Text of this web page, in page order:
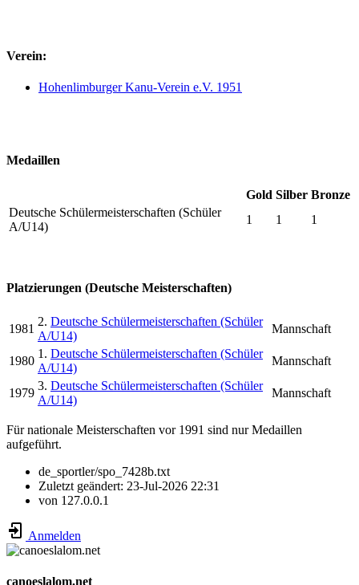
Verein:
Hohenlimburger Kanu-Verein e.V. 1951
Medaillen
Gold Silber Bronze
Deutsche Schülermeisterschaften (Schüler
A/U14)
1 1 1
Platzierungen (Deutsche Meisterschaften)
1981
2. Deutsche Schülermeisterschaften (Schüler
A/U14)
Mannschaft
1980
1. Deutsche Schülermeisterschaften (Schüler
A/U14)
Mannschaft
1979
3. Deutsche Schülermeisterschaften (Schüler
A/U14)
Mannschaft
Für nationale Meisterschaften vor 1991 sind nur Medaillen
aufgeführt.
de_sportler/spo_7428b.txt
Zuletzt geändert: 23-Jul-2026 22:31
von 127.0.0.1
Anmelden
canoeslalom.net